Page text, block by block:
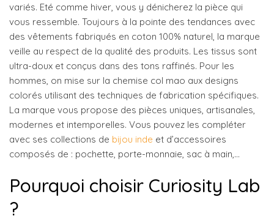
variés. Eté comme hiver, vous y dénicherez la pièce qui
vous ressemble. Toujours à la pointe des tendances avec
des vêtements fabriqués en coton 100% naturel, la marque
veille au respect de la qualité des produits. Les tissus sont
ultra-doux et conçus dans des tons raffinés. Pour les
hommes, on mise sur la chemise col mao aux designs
colorés utilisant des techniques de fabrication spécifiques.
La marque vous propose des pièces uniques, artisanales,
modernes et intemporelles. Vous pouvez les compléter
avec ses collections de bijou inde et d’accessoires
composés de : pochette, porte-monnaie, sac à main,…
Pourquoi choisir Curiosity Lab
?